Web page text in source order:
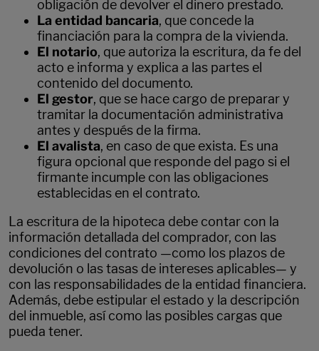
obligación de devolver el dinero prestado.
La entidad bancaria, que concede la
financiación para la compra de la vivienda.
El notario, que autoriza la escritura, da fe del
acto e informa y explica a las partes el
contenido del documento.
El gestor, que se hace cargo de preparar y
tramitar la documentación administrativa
antes y después de la firma.
El avalista, en caso de que exista. Es una
figura opcional que responde del pago si el
firmante incumple con las obligaciones
establecidas en el contrato.
La escritura de la hipoteca debe contar con la
información detallada del comprador, con las
condiciones del contrato —como los plazos de
devolución o las tasas de intereses aplicables— y
con las responsabilidades de la entidad financiera.
Además, debe estipular el estado y la descripción
del inmueble, así como las posibles cargas que
pueda tener.